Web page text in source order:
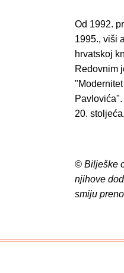
Od 1992.
1995., viši
hrvatskoj
Redovnim
20.
© Bilješke
njihove
smiju